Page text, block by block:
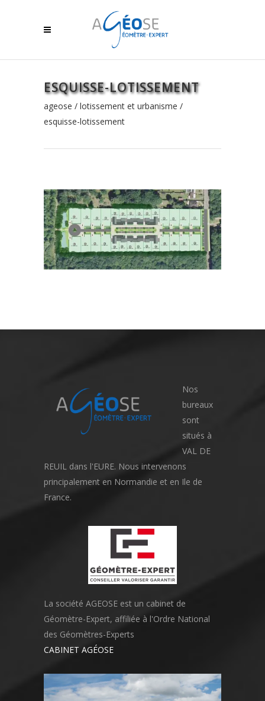
ESQUISSE-LOTISSEMENT
ageose / lotissement et urbanisme /
esquisse-lotissement
Nos
bureaux
sont
situés à
VAL DE
REUIL dans l'EURE. Nous intervenons
principalement en Normandie et en Ile de
France.
La société AGEOSE est un cabinet de
Géomètre-Expert, affiliée à l'Ordre National
des Géomètres-Experts
CABINET AGÉOSE